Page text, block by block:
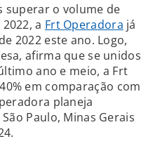
superar o volume de
a Frt Operadora já
2022 este ano. Logo,
afirma que se unidos
ano e meio, a Frt
em comparação com
planeja
Paulo, Minas Gerais